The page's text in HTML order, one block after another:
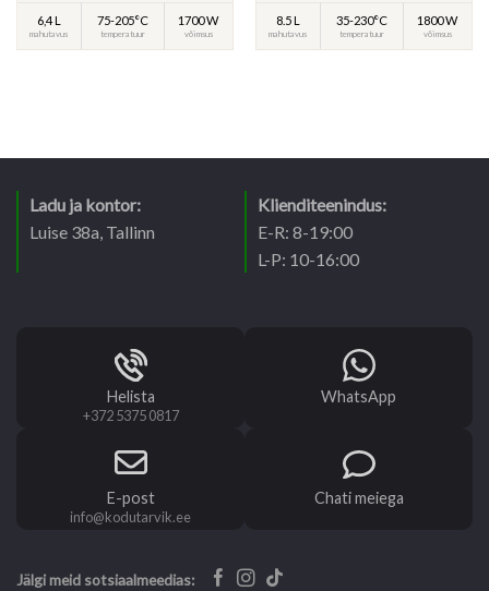
6,4 L
mahutavus
75-205°C
temperatuur
1700 W
võimsus
8.5 L
mahutavus
35-230°C
temperatuur
1800 W
võimsus
Ladu ja kontor:
Luise 38a, Tallinn
Klienditeenindus:
E-R: 8-19:00
L-P: 10-16:00
Helista
+372 5375 0817
WhatsApp
E-post
info@kodutarvik.ee
Chati meiega
Jälgi meid sotsiaalmeedias: